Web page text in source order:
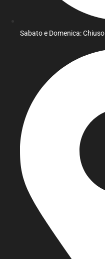
Sabato e Domenica: Chiuso